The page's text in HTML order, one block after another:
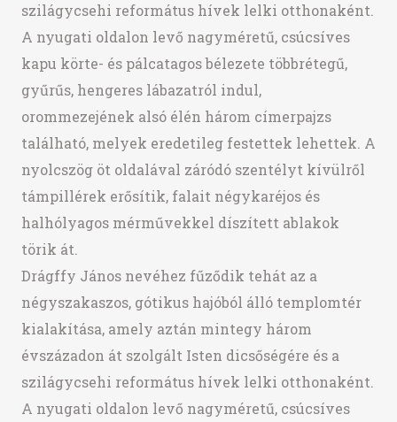
szilágycsehi református hívek lelki otthonaként.
A nyugati oldalon levő nagyméretű, csúcsíves
kapu körte- és pálcatagos bélezete többrétegű,
gyűrűs, hengeres lábazatról indul,
orommezejének alsó élén három címerpajzs
található, melyek eredetileg festettek lehettek. A
nyolcszög öt oldalával záródó szentélyt kívülről
támpillérek erősítik, falait négykaréjos és
halhólyagos mérművekkel díszített ablakok
törik át.
Drágffy János nevéhez fűződik tehát az a
négyszakaszos, gótikus hajóból álló templomtér
kialakítása, amely aztán mintegy három
évszázadon át szolgált Isten dicsőségére és a
szilágycsehi református hívek lelki otthonaként.
A nyugati oldalon levő nagyméretű, csúcsíves